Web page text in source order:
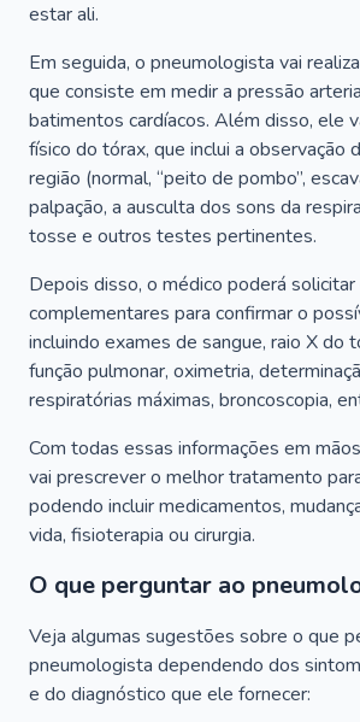
estar ali.
Em seguida, o pneumologista vai
que consiste em medir a pressão
batimentos cardíacos. Além disso, ele
físico do tórax, que inclui a observação
região (normal, “peito de pombo”,
palpação, a ausculta dos sons da
tosse e outros testes pertinentes.
Depois disso, o médico poderá
complementares para confirmar o
incluindo exames de sangue, raio X do
função pulmonar, oximetria,
respiratórias máximas, broncoscopia,
Com todas essas informações em
vai prescrever o melhor tratamento
podendo incluir medicamentos,
vida, fisioterapia ou cirurgia.
O que perguntar ao
Veja algumas sugestões sobre o que
pneumologista dependendo dos
e do diagnóstico que ele fornecer: